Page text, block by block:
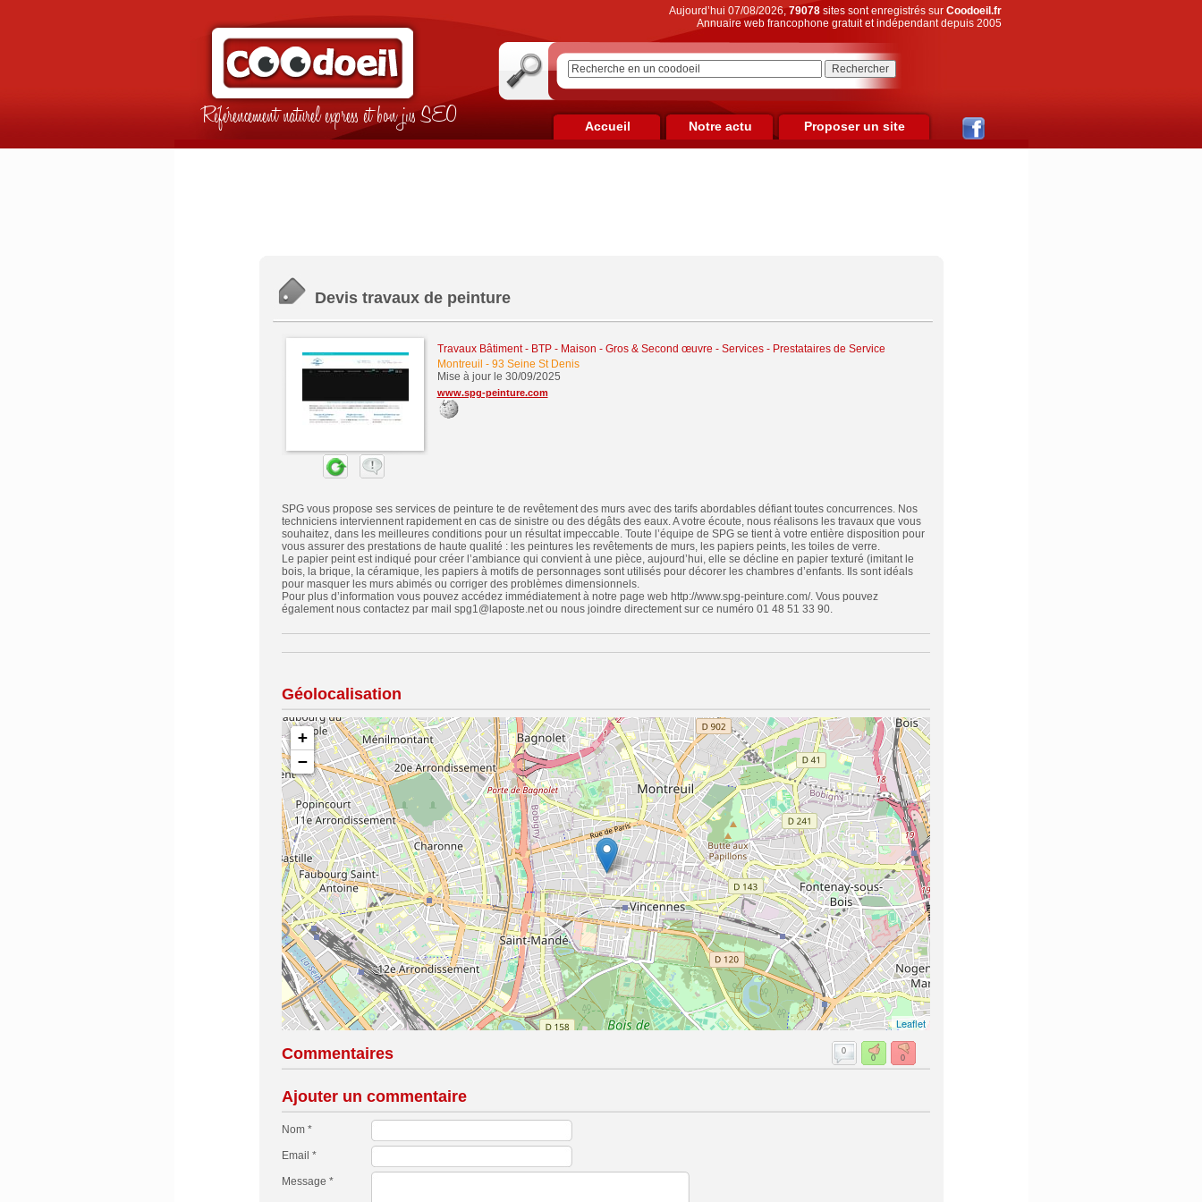
Référencement naturel express et bon jus SEO
Aujourd’hui 07/08/2026,79078sites sont enregistrés sur Coodoeil.fr
Annuaire web francophone gratuit et indépendant depuis 2005
Accueil Notre actu Proposer un site
Devis travaux de peinture
Travaux Bâtiment - BTP - Maison - Gros & Second œuvre - Services - Prestataires de Service
Montreuil - 93 Seine St Denis
Mise à jour le 30/09/2025
www.spg-peinture.com
SPG vous propose ses services de peinture te de revêtement des murs avec des tarifs abordables défiant toutes concurrences. Nos
techniciens interviennent rapidement en cas de sinistre ou des dégâts des eaux. A votre écoute, nous réalisons les travaux que vous
souhaitez, dans les meilleures conditions pour un résultat impeccable. Toute l’équipe de SPG se tient à votre entière disposition pour
vous assurer des prestations de haute qualité : les peintures les revêtements de murs, les papiers peints, les toiles de verre.
Le papier peint est indiqué pour créer l’ambiance qui convient à une pièce, aujourd’hui, elle se décline en papier texturé (imitant le
bois, la brique, la céramique, les papiers à motifs de personnages sont utilisés pour décorer les chambres d’enfants. Ils sont idéals
pour masquer les murs abimés ou corriger des problèmes dimensionnels.
Pour plus d’information vous pouvez accédez immédiatement à notre page web http://www.spg-peinture.com/. Vous pouvez
également nous contactez par mail spg1@laposte.net ou nous joindre directement sur ce numéro 01 48 51 33 90.
Géolocalisation
+
−
Leaflet
Commentaires
0
0
0
Ajouter un commentaire
Nom *
Email *
Message *